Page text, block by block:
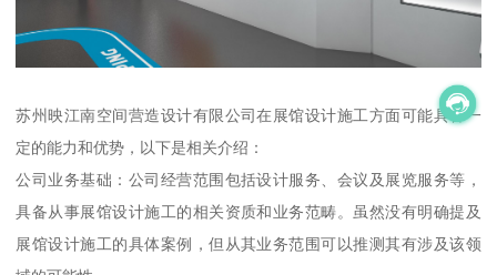
苏州映江南空间营造设计有限公司在展馆设计施工方面可能具备一
定的能力和优势，以下是相关介绍：
公司业务基础：公司经营范围包括设计服务、会议及展览服务等，
具备从事展馆设计施工的相关资质和业务范畴。虽然没有明确提及
展馆设计施工的具体案例，但从其业务范围可以推测其有涉及该领